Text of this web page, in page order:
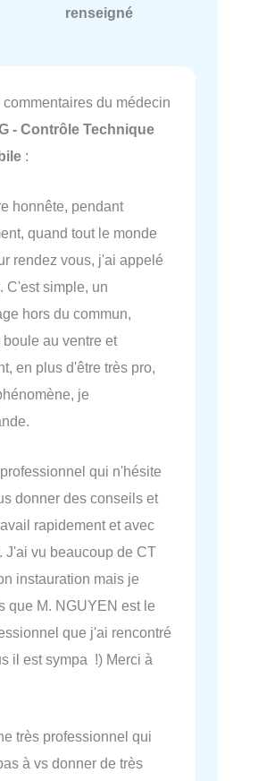
renseigné
commentaires du médecin
- Contrôle Technique
:
honnête, pendant
quand tout le monde
rendez vous, j'ai appelé
C'est simple, un
hors du commun,
au ventre et
en plus d'être très pro,
je
qui n'hésite
donner des conseils et
rapidement et avec
J'ai vu beaucoup de CT
instauration mais je
que M. NGUYEN est le
que j'ai rencontré
il est sympa !) Merci à
très professionnel qui
à vs donner de très